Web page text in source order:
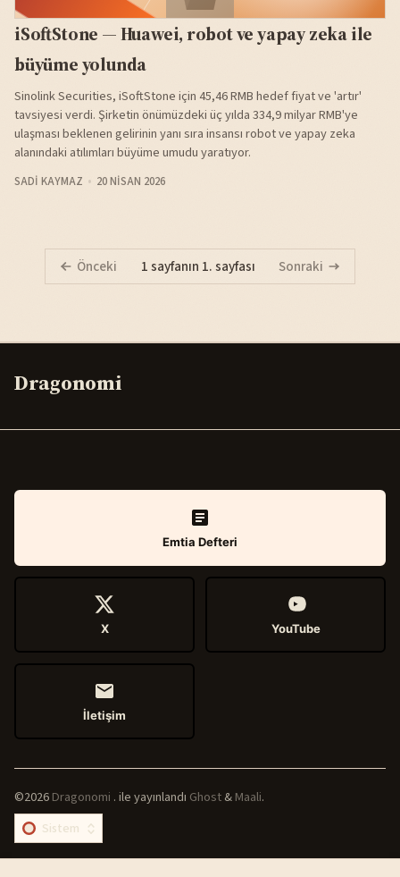
iSoftStone — Huawei, robot ve yapay zeka ile
büyüme yolunda
Sinolink Securities, iSoftStone için 45,46 RMB hedef fiyat ve 'artır'
tavsiyesi verdi. Şirketin önümüzdeki üç yılda 334,9 milyar RMB'ye
ulaşması beklenen gelirinin yanı sıra insansı robot ve yapay zeka
alanındaki atılımları büyüme umudu yaratıyor.
SADI KAYMAZ 20 NISAN 2026
Önceki 1 sayfanın 1. sayfası Sonraki
Dragonomi
Emtia Defteri
X YouTube
İletişim
©2026Dragonomi .ile yayınlandı Ghost&Maali.